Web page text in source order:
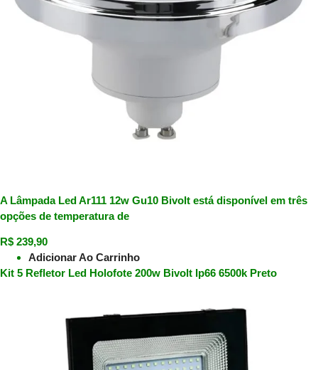
A Lâmpada Led Ar111 12w Gu10 Bivolt está disponível em três
opções de temperatura de
R$ 239,90
Adicionar Ao Carrinho
Kit 5 Refletor Led Holofote 200w Bivolt Ip66 6500k Preto